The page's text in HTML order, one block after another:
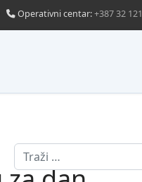
Operativni centar:+387 32 121
Traži